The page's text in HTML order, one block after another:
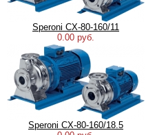
Speroni CX-80-160/11
0.00 руб.
Speroni CX-80-160/18.5